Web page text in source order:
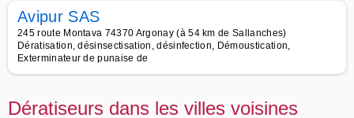
Avipur SAS
245 route Montava 74370 Argonay (à 54 km de Sallanches)
Dératisation, désinsectisation, désinfection, Démoustication,
Exterminateur de punaise de
Dératiseurs dans les villes voisines